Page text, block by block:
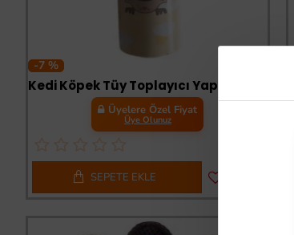
-7 %
Üyelere Özel Fiyat
Üye Olunuz
SEPETE EKLE